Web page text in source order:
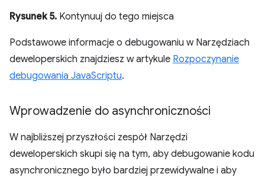
Rysunek 5. Kontynuuj do tego miejsca
Podstawowe informacje o debugowaniu w Narzędziach
deweloperskich znajdziesz w artykule Rozpoczynanie
debugowania JavaScriptu.
Wprowadzenie do asynchroniczności
W najbliższej przyszłości zespół Narzędzi
deweloperskich skupi się na tym, aby debugowanie kodu
asynchronicznego było bardziej przewidywalne i aby